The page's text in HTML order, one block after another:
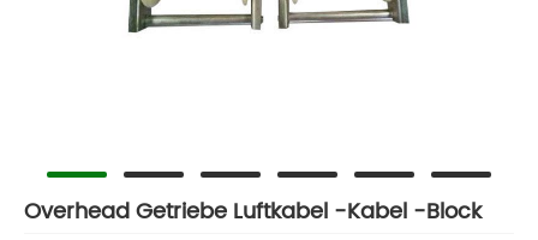
Overhead Getriebe Luftkabel -Kabel -Block